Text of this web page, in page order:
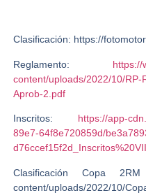
Clasificación: https://
Reglamento: https://
content/uploads/2022/10/RP-
Aprob-2.pdf
Inscritos: https://app-
89e7-64f8e720859d/
Clasificación Copa 2RM
content/uploads/2022/10/